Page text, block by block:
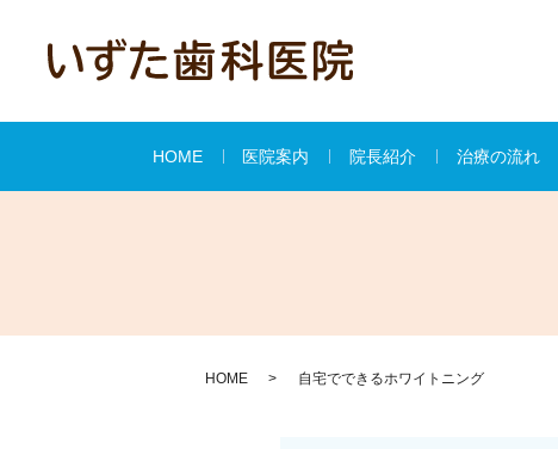
HOME 医院案内 院長紹介 治療の流れ
HOME 自宅でできるホワイトニング